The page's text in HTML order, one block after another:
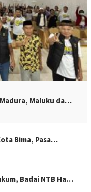
Maluku da…
Bima, Pasa…
Badai NTB Ha…